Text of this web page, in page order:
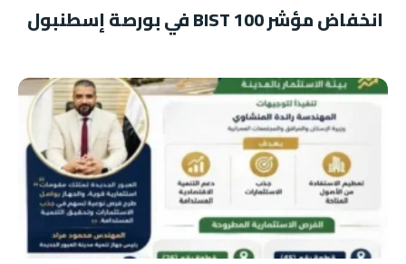
انخفاض مؤشر BIST 100 في بورصة إسطنبول